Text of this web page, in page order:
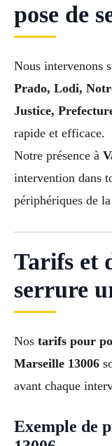
pose de
Nous intervenons
Prado, Lodi,
Justice,
rapide et efficace.
Notre présence à
intervention dans
périphériques de
Tarifs et
serrure
Nos tarifs pour
Marseille 13006
avant chaque
Exemple de